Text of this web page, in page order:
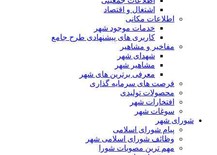
اشتغال و اقتصاد
اطلاعات مکانی
خدمات موجود شهر
کاربری های پیشنهادی طرح جامع
مفاخیر و مشاهیر
شهدای شهر
مشاهیر شهر
معرفی برترین های شهر
فرصت های سرمایه گذاری
محصولات تولیدی
افتخارات شهر
سوغات شهر
شورای شهر
پیام شورای اسلامی
وظائف شورای اسلامی شهر
مهم ترین مصوبات شورا